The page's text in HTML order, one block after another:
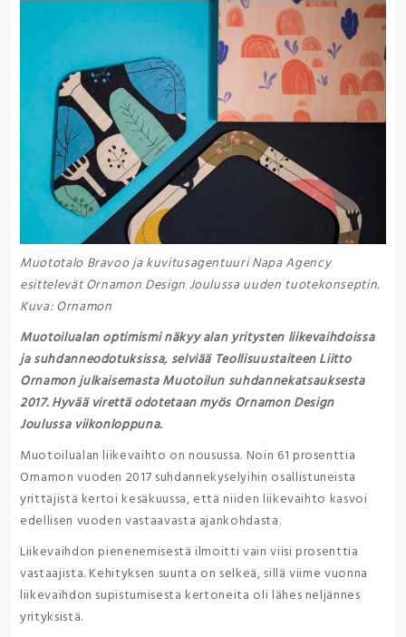
Muototalo Bravoo ja kuvitusagentuuri Napa Agency
esittelevät Ornamon Design Joulussa uuden tuotekonseptin.
Kuva: Ornamon
Muotoilualan optimismi näkyy alan yritysten liikevaihdoissa
ja suhdanneodotuksissa, selviää Teollisuustaiteen Liitto
Ornamon julkaisemasta Muotoilun suhdannekatsauksesta
2017. Hyvää virettä odotetaan myös Ornamon Design
Joulussa viikonloppuna.
Muotoilualan liikevaihto on nousussa. Noin 61 prosenttia
Ornamon vuoden 2017 suhdannekyselyihin osallistuneista
yrittäjistä kertoi kesäkuussa, että niiden liikevaihto kasvoi
edellisen vuoden vastaavasta ajankohdasta.
Liikevaihdon pienenemisestä ilmoitti vain viisi prosenttia
vastaajista. Kehityksen suunta on selkeä, sillä viime vuonna
liikevaihdon supistumisesta kertoneita oli lähes neljännes
yrityksistä.